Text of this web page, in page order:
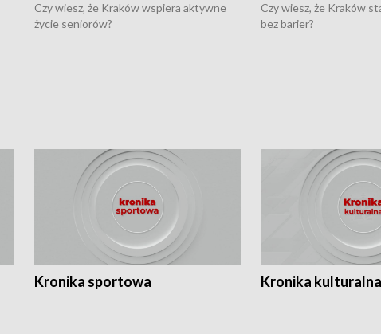
Czy wiesz, że Kraków wspiera aktywne
życie seniorów?
Czy wiesz, że Kraków
bez barier?
Kronika sportowa Kronika kulturalna